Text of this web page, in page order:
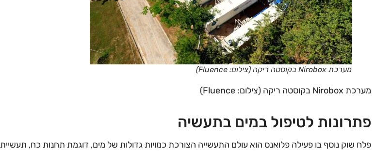
מערכת Nirobox בקוסטה ריקה (צילום: Fluence)
מערכת Nirobox בקוסטה ריקה (צילום: Fluence)
פתרונות לטיפול במים בתעשיה
פלח שוק נוסף בו פעילה פלואנס הוא עולם התעשייה הצורכת כמויות גדולות של מים, דוגמת תחנות כח, תעשיית